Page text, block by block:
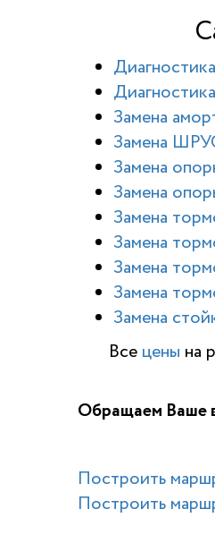
Замена
Замена
Замена
Замена
Замена
Замена
Замена
Замена
Замена
Все цены на
Обращаем Ваше
Построить
Построить